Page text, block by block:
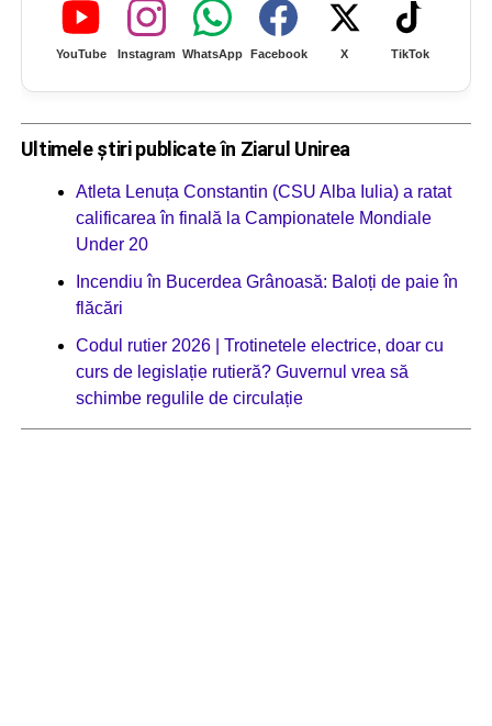
YouTube Instagram WhatsApp Facebook X TikTok
Ultimele știri publicate în Ziarul Unirea
Atleta Lenuța Constantin (CSU Alba Iulia) a ratat
calificarea în finală la Campionatele Mondiale
Under 20
Incendiu în Bucerdea Grânoasă: Baloți de paie în
flăcări
Codul rutier 2026 | Trotinetele electrice, doar cu
curs de legislație rutieră? Guvernul vrea să
schimbe regulile de circulație